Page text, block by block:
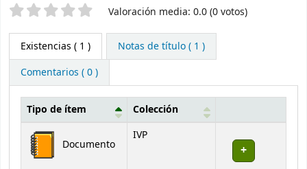
Valoración Valoración media: 0.0 (0 votos)
Existencias ( 1 )
Notas de título ( 1 )
Comentarios ( 0 )
Existencias
Tipo de ítem Colección
Documento
IVP